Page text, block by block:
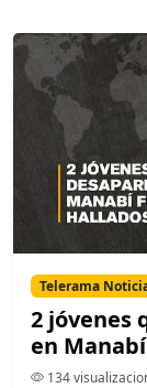
Telerama
2 jóvenes
en
134